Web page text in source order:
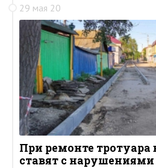
29 мая 20
При ремонте тротуара
ставят с нарушениями